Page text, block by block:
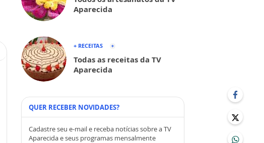
Aparecida
+ RECEITAS
Todas as receitas da TV
Aparecida
QUER RECEBER NOVIDADES?
Cadastre seu e-mail e receba notícias sobre a TV
Aparecida e seus programas mensalmente